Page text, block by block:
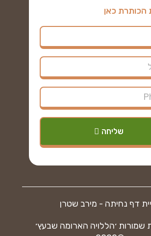
הכותרת כאן
שליחה
דף נחיתה - מירב שטרן
שמורות ׳הללויה הארומה שבעץ׳